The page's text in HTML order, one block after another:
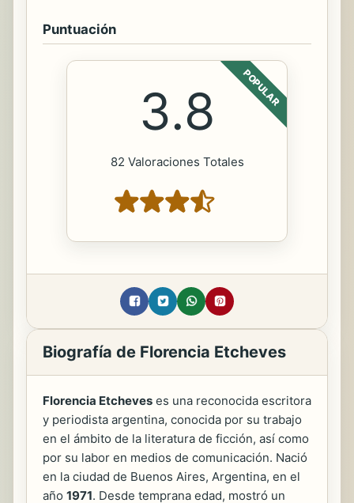
Puntuación
POPULAR
3.8
82 Valoraciones Totales
Biografía de Florencia Etcheves
Florencia Etcheves es una reconocida escritora
y periodista argentina, conocida por su trabajo
en el ámbito de la literatura de ficción, así como
por su labor en medios de comunicación. Nació
en la ciudad de Buenos Aires, Argentina, en el
año 1971. Desde temprana edad, mostró un